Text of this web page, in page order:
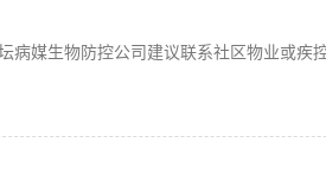
媒生物防控公司建议联系社区物业或疾